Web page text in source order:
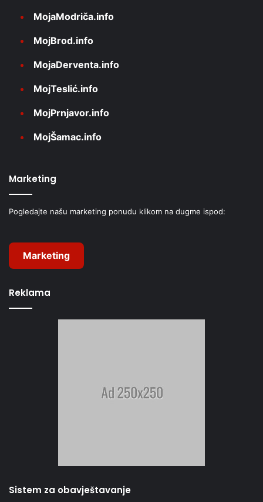
MojaModriča.info
MojBrod.info
MojaDerventa.info
MojTeslić.info
MojPrnjavor.info
MojŠamac.info
Marketing
Pogledajte našu marketing ponudu klikom na dugme ispod:
Marketing
Reklama
Sistem za obavještavanje